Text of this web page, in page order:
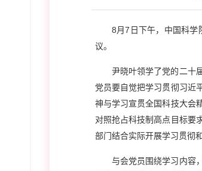
8月7日下午，中国科学院
议。
尹晓叶领学了党的二十届
党员要自觉把学习贯彻习近
神与学习宣贯全国科技大会
对照抢占科技制高点目标要
部门结合实际开展学习贯彻和
与会党员围绕学习内容